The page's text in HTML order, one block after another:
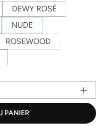
DEWY ROSÉ
NUDE
ROSEWOOD
PANIER